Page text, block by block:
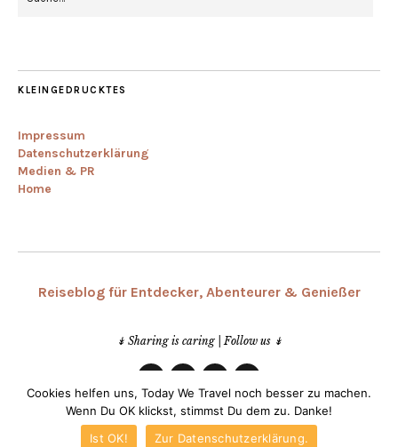
KLEINGEDRUCKTES
Impressum
Datenschutzerklärung
Medien & PR
Home
Reiseblog für Entdecker, Abenteurer & Genießer
↡ Sharing is caring | Follow us ↡
Facebook
Instagram
Youtube
RSS
© 2013-2019 Today We Travel | Made with ♥ in Bremen | Germany
Cookies helfen uns, Today We Travel noch besser zu machen.
Wenn Du OK klickst, stimmst Du dem zu. Danke!
Ist OK!
Zur Datenschutzerklärung.